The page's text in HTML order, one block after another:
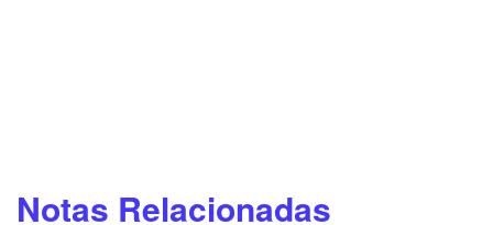
Notas Relacionadas